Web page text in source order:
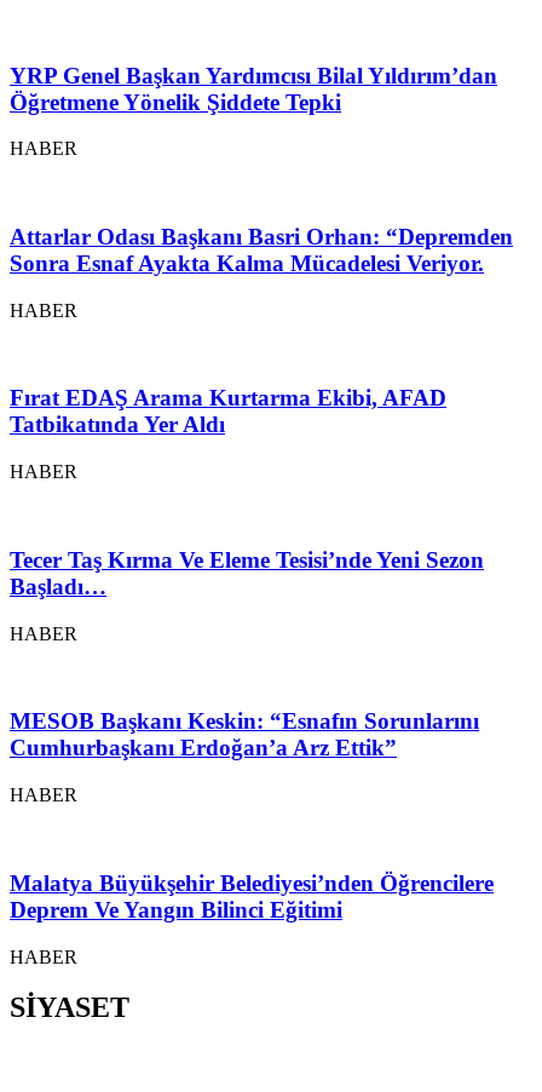
YRP Genel Başkan Yardımcısı Bilal Yıldırım’dan
Öğretmene Yönelik Şiddete Tepki
HABER
Attarlar Odası Başkanı Basri Orhan: “Depremden
Sonra Esnaf Ayakta Kalma Mücadelesi Veriyor.
HABER
Fırat EDAŞ Arama Kurtarma Ekibi, AFAD
Tatbikatında Yer Aldı
HABER
Tecer Taş Kırma Ve Eleme Tesisi’nde Yeni Sezon
Başladı…
HABER
MESOB Başkanı Keskin: “Esnafın Sorunlarını
Cumhurbaşkanı Erdoğan’a Arz Ettik”
HABER
Malatya Büyükşehir Belediyesi’nden Öğrencilere
Deprem Ve Yangın Bilinci Eğitimi
HABER
SİYASET